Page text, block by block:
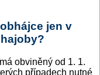
jen v
obviněný od 1. 1.
případech nutné